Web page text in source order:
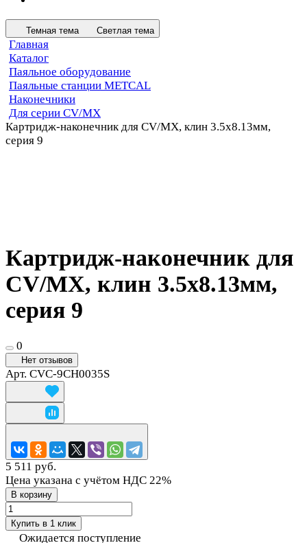
Темная тема Светлая тема
Главная
Каталог
Паяльное оборудование
Паяльные станции METCAL
Наконечники
Для серии CV/MX
Картридж-наконечник для СV/MX, клин 3.5х8.13мм,
серия 9
Картридж-наконечник для
СV/MX, клин 3.5х8.13мм,
серия 9
0
Нет отзывов
Арт. CVC-9CH0035S
5 511 руб.
Цена указана с учётом НДС 22%
В корзину
Купить в 1 клик
Ожидается поступление